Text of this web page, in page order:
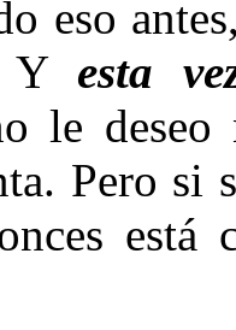
eso
Y esta
le deseo
Pero si
está